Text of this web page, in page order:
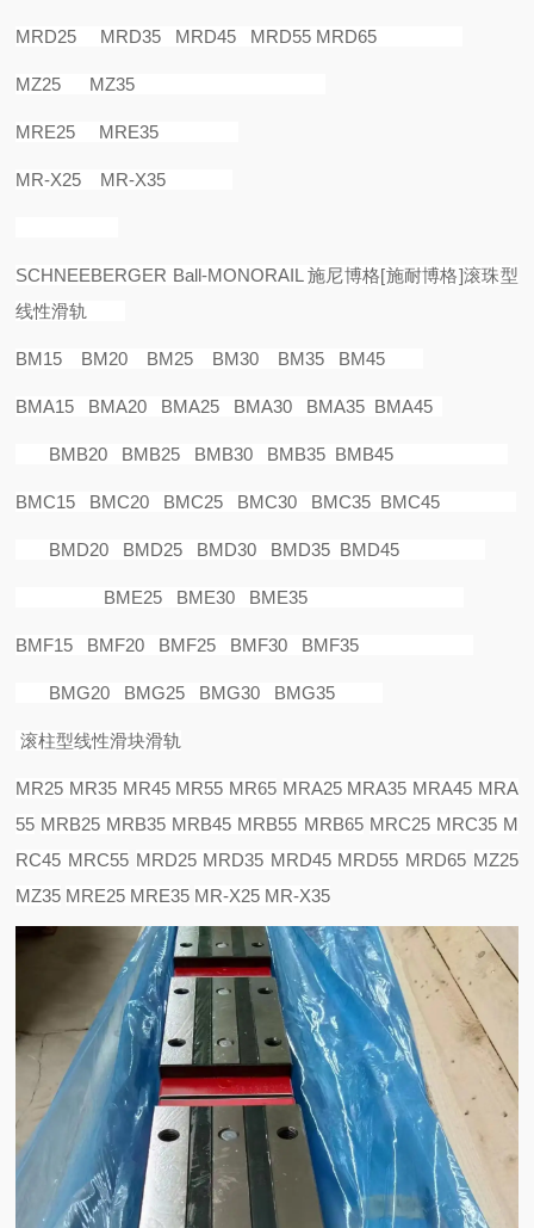
MRD25 MRD35 MRD45 MRD55 MRD65
MZ25 MZ35
MRE25 MRE35
MR-X25 MR-X35
SCHNEEBERGER Ball-MONORAIL施尼博格[施耐博格]滚珠型
线性滑轨
BM15 BM20 BM25 BM30 BM35 BM45
BMA15 BMA20 BMA25 BMA30 BMA35 BMA45
BMB20 BMB25 BMB30 BMB35 BMB45
BMC15 BMC20 BMC25 BMC30 BMC35 BMC45
BMD20 BMD25 BMD30 BMD35 BMD45
BME25 BME30 BME35
BMF15 BMF20 BMF25 BMF30 BMF35
BMG20 BMG25 BMG30 BMG35
滚柱型线性滑块滑轨
MR25 MR35 MR45 MR55 MR65 MRA25 MRA35 MRA45 MRA
55 MRB25 MRB35 MRB45 MRB55 MRB65 MRC25 MRC35 M
RC45 MRC55 MRD25 MRD35 MRD45 MRD55 MRD65 MZ25
MZ35 MRE25 MRE35 MR-X25 MR-X35